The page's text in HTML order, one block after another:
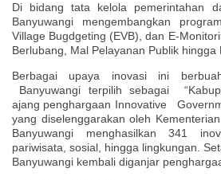
Di bidang tata kelola pemerintahan
Banyuwangi mengembangkan
Village Bugdgeting (EVB), dan E-
Berlubang, Mal Pelayanan Publik hingga
Berbagai upaya inovasi ini
Banyuwangi terpilih sebagai
ajang penghargaan Innovative
yang diselenggarakan oleh
Banyuwangi menghasilkan 341
pariwisata, sosial, hingga lingkungan.
Banyuwangi kembali diganjar